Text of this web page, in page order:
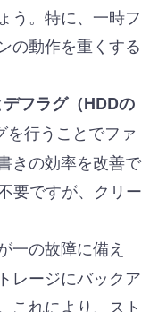
う。特に、一時フ
の動作を重くする
フラグ（HDDの
を行うことでファ
きの効率を改善で
要ですが、クリー
一の故障に備え
レージにバックア
これにより、スト